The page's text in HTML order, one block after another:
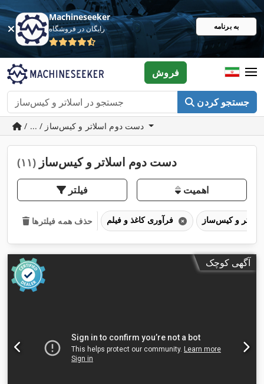
Machineseeker
رایگان در فروشگاه به برنامه
جستجو کردن
فروش
دست دوم اسلاتر و کیس‌ساز (۱۱)
فیلتر اهمیت
حذف همه فیلترها
آگهی کوچک